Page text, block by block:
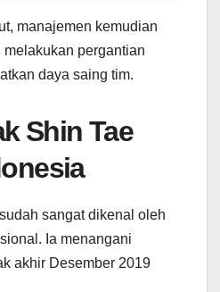
manajemen kemudian
pergantian
daya saing tim.
Shin Tae
sangat dikenal oleh
Ia menangani
akhir Desember 2019